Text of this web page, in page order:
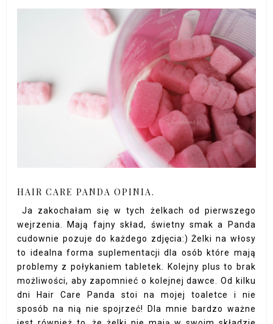
HAIR CARE PANDA OPINIA.
Ja zakochałam się w tych żelkach od pierwszego
wejrzenia. Mają fajny skład, świetny smak a Panda
cudownie pozuje do każdego zdjęcia:) Żelki na włosy
to idealna forma suplementacji dla osób które mają
problemy z połykaniem tabletek. Kolejny plus to brak
możliwości, aby zapomnieć o kolejnej dawce. Od kilku
dni Hair Care Panda stoi na mojej toaletce i nie
sposób na nią nie spojrzeć! Dla mnie bardzo ważne